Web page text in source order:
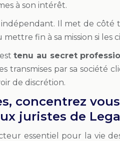
à son intérêt.
Il met de côté
fin à sa mission si les
tenu au secret
transmises par sa société
de discrétion.
concentrez
juristes de
essentiel pour la vie